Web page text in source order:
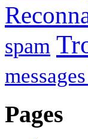
spam
Pages